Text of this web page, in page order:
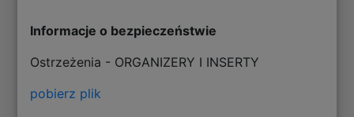
Informacje o bezpieczeństwie
Ostrzeżenia - ORGANIZERY I INSERTY
pobierz plik